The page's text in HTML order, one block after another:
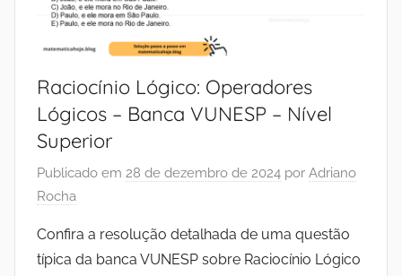
Raciocínio Lógico: Operadores
Lógicos – Banca VUNESP – Nível
Superior
Publicado em 28 de dezembro de 2024 por Adriano
Rocha
Confira a resolução detalhada de uma questão
típica da banca VUNESP sobre Raciocínio Lógico